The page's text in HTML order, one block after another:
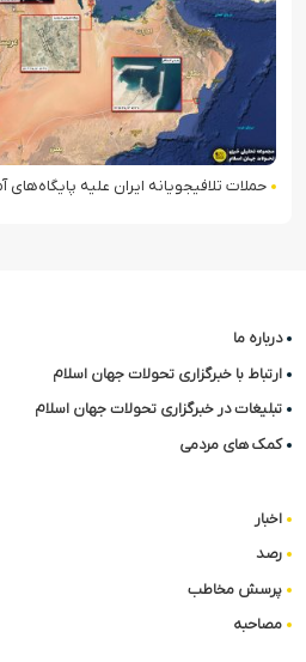
حملات تلافی‎جویانه ایران علیه پایگاه‌های آمریکا در منطقه
درباره ما
ارتباط با خبرگزاری تحولات جهان اسلام
تبلیغات در خبرگزاری تحولات جهان اسلام
کمک های مردمی
اخبار
رصد
پرسش مخاطب
مصاحبه